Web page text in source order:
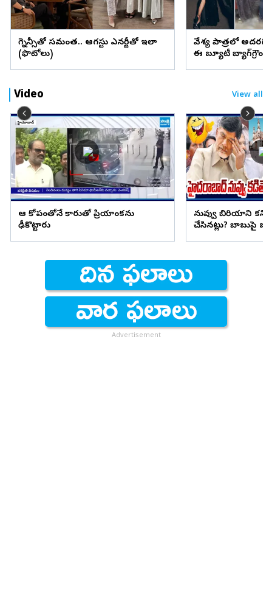
ప్రెగ్నెన్సీతో సమంత.. ఆగస్టు ఎనర్జీతో ఇలా
(ఫొటోలు)
వేశ్య పాత్రలో
ఈ బ్యూటీ
Video View all
ఆ కోపంతోనే కారుతో ప్రియాంకను
ఢీకొట్టారు
నువ్వు బిరియాని
చేసినట్లు? బాబుపై
Advertisement